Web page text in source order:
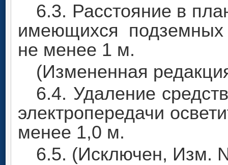
6.3. Расстояние в
имеющихся
не менее 1 м.
(Измененная
6.4. Удаление
электропередачи
менее 1,0 м.
6.5. (Исключен, Изм.